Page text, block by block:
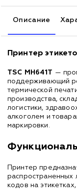
Описание
Принтер
TSC MH641T —
поддерживающий
термической
производства,
логистики,
алкоголем и
маркировки.
Принтер
кодов на